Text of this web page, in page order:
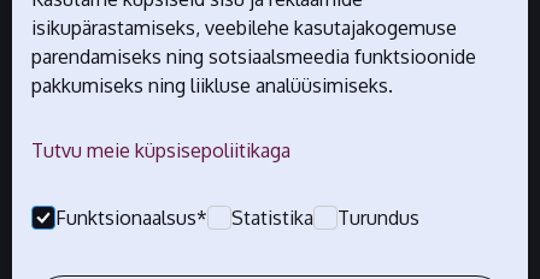
Liidu ametlikud partnerid
isikupärastamiseks, veebilehe kasutajakogemuse
parendamiseks ning sotsiaalsmeedia funktsioonide
pakkumiseks ning liikluse analüüsimiseks.
Tutvu meie küpsisepoliitikaga
Funktsionaalsus* Statistika Turundus